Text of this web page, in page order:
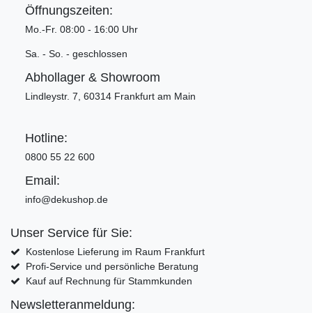
Öffnungszeiten:
Mo.-Fr. 08:00 - 16:00 Uhr
Sa. - So. - geschlossen
Abhollager & Showroom
Lindleystr. 7, 60314 Frankfurt am Main
Hotline:
0800 55 22 600
Email:
info@dekushop.de
Unser Service für Sie:
Kostenlose Lieferung im Raum Frankfurt
Profi-Service und persönliche Beratung
Kauf auf Rechnung für Stammkunden
Newsletteranmeldung: